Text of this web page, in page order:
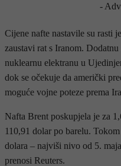
-
Cijene nafte nastavile su rasti
zaustavi rat s Iranom.
nuklearnu elektranu u
dok se očekuje da američki
moguće vojne poteze prema
Nafta Brent poskupjela je za
110,91 dolar po barelu.
dolara – najviši nivo od 5.
prenosi Reuters.